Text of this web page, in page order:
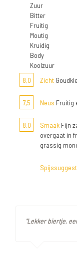
Zuur
Bitter
Fruitig
Moutig
Kruidig
Body
Koolzuur
8,0
Zicht
7,5 Neus Fruitig
8,0 Smaak Fijn
overgaat in
grassig
"Lekker biertje,